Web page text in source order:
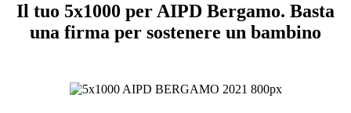
Il tuo 5x1000 per AIPD Bergamo. Basta
una firma per sostenere un bambino